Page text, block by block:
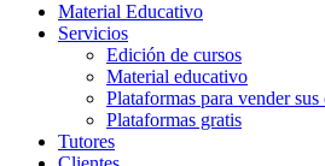
Material Educativo
Servicios
Edición de cursos
Material educativo
Plataformas para vender sus
Plataformas gratis
Tutores